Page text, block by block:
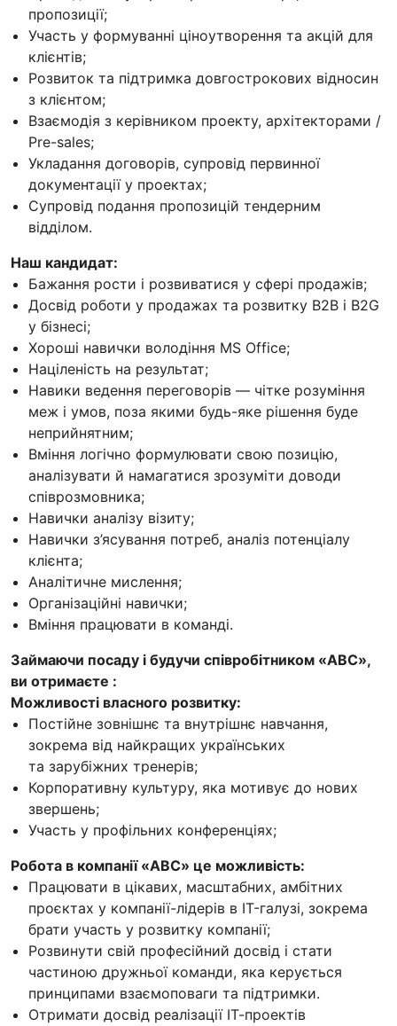
пропозиції;
Участь у формуванні ціноутворення та акцій для
клієнтів;
Розвиток та підтримка довгострокових відносин
з клієнтом;
Взаємодія з керівником проекту, архітекторами /
Pre-sales;
Укладання договорів, супровід первинної
документації у проектах;
Супровід подання пропозицій тендерним
відділом.
Наш кандидат:
Бажання рости і розвиватися у сфері продажів;
Досвід роботи у продажах та розвитку В2В і В2G
у бізнесі;
Хороші навички володіння MS Office;
Націленість на результат;
Навики ведення переговорів — чітке розуміння
меж і умов, поза якими будь-яке рішення буде
неприйнятним;
Вміння логічно формулювати свою позицію,
аналізувати й намагатися зрозуміти доводи
співрозмовника;
Навички аналізу візиту;
Навички з’ясування потреб, аналіз потенціалу
клієнта;
Аналітичне мислення;
Організаційні навички;
Вміння працювати в команді.
Займаючи посаду і будучи співробітником «ABC»,
ви отримаєте :
Можливості власного розвитку:
Постійне зовнішнє та внутрішнє навчання,
зокрема від найкращих українських
та зарубіжних тренерів;
Корпоративну культуру, яка мотивує до нових
звершень;
Участь у профільних конференціях;
Робота в компанії «ABC» це можливість:
Працювати в цікавих, масштабних, амбітних
проєктах у компанії-лідерів в IT-галузі, зокрема
брати участь у розвитку компанії;
Розвинути свій професійний досвід і стати
частиною дружньої команди, яка керується
принципами взаємоповаги та підтримки.
Отримати досвід реалізації ІТ-проектів